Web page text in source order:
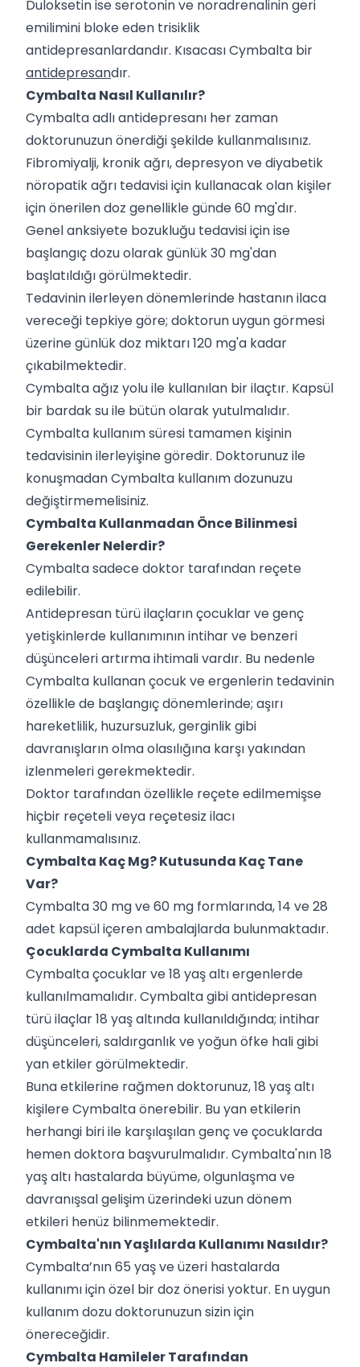
Duloksetin ise serotonin ve noradrenalinin geri
emilimini bloke eden trisiklik
antidepresanlardandır. Kısacası Cymbalta bir
antidepresandır.
Cymbalta Nasıl Kullanılır?
Cymbalta adlı antidepresanı her zaman
doktorunuzun önerdiği şekilde kullanmalısınız.
Fibromiyalji, kronik ağrı, depresyon ve diyabetik
nöropatik ağrı tedavisi için kullanacak olan kişiler
için önerilen doz genellikle günde 60 mg'dır.
Genel anksiyete bozukluğu tedavisi için ise
başlangıç dozu olarak günlük 30 mg'dan
başlatıldığı görülmektedir.
Tedavinin ilerleyen dönemlerinde hastanın ilaca
vereceği tepkiye göre; doktorun uygun görmesi
üzerine günlük doz miktarı 120 mg'a kadar
çıkabilmektedir.
Cymbalta ağız yolu ile kullanılan bir ilaçtır. Kapsül
bir bardak su ile bütün olarak yutulmalıdır.
Cymbalta kullanım süresi tamamen kişinin
tedavisinin ilerleyişine göredir. Doktorunuz ile
konuşmadan Cymbalta kullanım dozunuzu
değiştirmemelisiniz.
Cymbalta Kullanmadan Önce Bilinmesi
Gerekenler Nelerdir?
Cymbalta sadece doktor tarafından reçete
edilebilir.
Antidepresan türü ilaçların çocuklar ve genç
yetişkinlerde kullanımının intihar ve benzeri
düşünceleri artırma ihtimali vardır. Bu nedenle
Cymbalta kullanan çocuk ve ergenlerin tedavinin
özellikle de başlangıç dönemlerinde; aşırı
hareketlilik, huzursuzluk, gerginlik gibi
davranışların olma olasılığına karşı yakından
izlenmeleri gerekmektedir.
Doktor tarafından özellikle reçete edilmemişse
hiçbir reçeteli veya reçetesiz ilacı
kullanmamalısınız.
Cymbalta Kaç Mg? Kutusunda Kaç Tane
Var?
Cymbalta 30 mg ve 60 mg formlarında, 14 ve 28
adet kapsül içeren ambalajlarda bulunmaktadır.
Çocuklarda Cymbalta Kullanımı
Cymbalta çocuklar ve 18 yaş altı ergenlerde
kullanılmamalıdır. Cymbalta gibi antidepresan
türü ilaçlar 18 yaş altında kullanıldığında; intihar
düşünceleri, saldırganlık ve yoğun öfke hali gibi
yan etkiler görülmektedir.
Buna etkilerine rağmen doktorunuz, 18 yaş altı
kişilere Cymbalta önerebilir. Bu yan etkilerin
herhangi biri ile karşılaşılan genç ve çocuklarda
hemen doktora başvurulmalıdır. Cymbalta'nın 18
yaş altı hastalarda büyüme, olgunlaşma ve
davranışsal gelişim üzerindeki uzun dönem
etkileri henüz bilinmemektedir.
Cymbalta'nın Yaşlılarda Kullanımı Nasıldır?
Cymbalta’nın 65 yaş ve üzeri hastalarda
kullanımı için özel bir doz önerisi yoktur. En uygun
kullanım dozu doktorunuzun sizin için
önereceğidir.
Cymbalta Hamileler Tarafından